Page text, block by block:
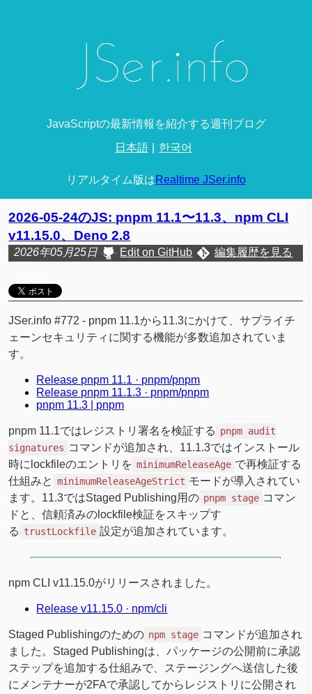
JavaScriptの最新情報を紹介する週刊ブログ
日本語 한국어
リアルタイム版はRealtime JSer.info
2026-05-24のJS: pnpm 11.1〜11.3、npm CLI
v11.15.0、Deno 2.8
2026年05月25日 Edit on GitHub 編集履歴を見る
JSer.info #772 - pnpm 11.1から11.3にかけて、サプライチ
ェーンセキュリティに関する機能が多数追加されていま
す。
Release pnpm 11.1 · pnpm/pnpm
Release pnpm 11.1.3 · pnpm/pnpm
pnpm 11.3 | pnpm
pnpm 11.1ではレジストリ署名を検証する pnpm audit
signatures コマンドが追加され、11.1.3ではインストール
時にlockfileのエントリを minimumReleaseAge で再検証する
仕組みと minimumReleaseAgeStrict モードが導入されてい
ます。11.3ではStaged Publishing用の pnpm stage コマン
ドと、信頼済みのlockfile検証をスキップす
る trustLockfile 設定が追加されています。
npm CLI v11.15.0がリリースされました。
Release v11.15.0 · npm/cli
Staged Publishingのための npm stage コマンドが追加され
ました。Staged Publishingは、パッケージの公開前に承認
ステップを追加する仕組みで、ステージングへ送信した後
にメンテナーが2FAで承認してからレジストリに公開され